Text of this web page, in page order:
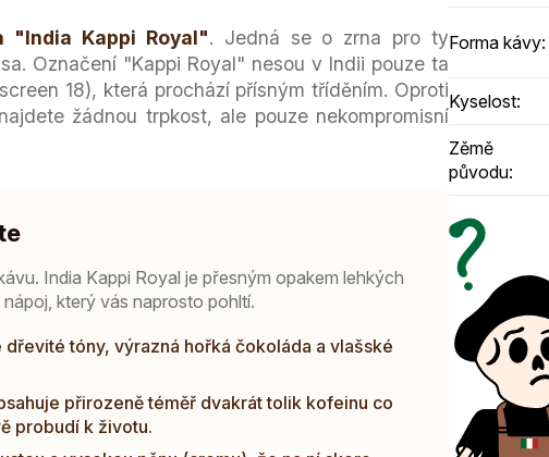
"India Kappi Royal". Jedná se o zrna pro ty
Označení "Kappi Royal" nesou v Indii pouze ta
18), která prochází přísným tříděním. Oproti
žádnou trpkost, ale pouze nekompromisní
India Kappi Royal je přesným opakem lehkých
který vás naprosto pohltí.
dřevité tóny, výrazná hořká čokoláda a vlašské
přirozeně téměř dvakrát tolik kofeinu co
probudí k životu.
Forma kávy:
Kyselost:
Zěmě
původu: